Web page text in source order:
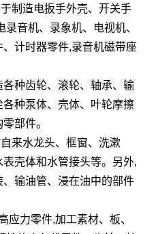
制造电扳手外壳、开关手
音机、录象机、电视机、
计时器零件,录音机磁带座
种齿轮、滚轮、轴承、输
种泵体、壳体、叶轮摩擦
部件。
来水龙头、框窗、洗漱
壳体和水管接头等。另外,
输油管、浸在油中的部件
应力零件,加工素材、板、